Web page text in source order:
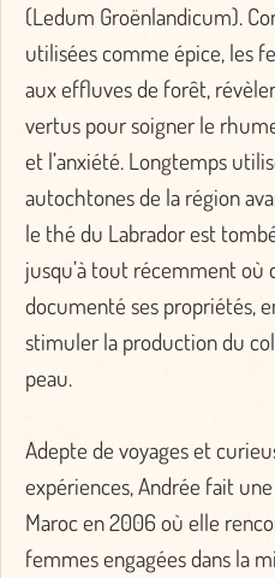
(Ledum Groënlandicum).
utilisées comme épice, les
aux effluves de forêt,
vertus pour soigner le
et l’anxiété. Longtemps
autochtones de la région
le thé du Labrador est
jusqu’à tout récemment où
documenté ses propriétés,
stimuler la production du
peau.
Adepte de voyages et
expériences, Andrée fait
Maroc en 2006 où elle
femmes engagées dans la